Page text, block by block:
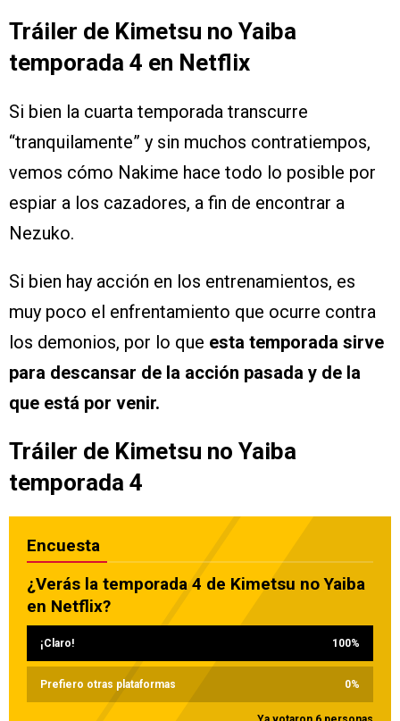
Tráiler de Kimetsu no Yaiba
temporada 4 en Netflix
Si bien la cuarta temporada transcurre
“tranquilamente” y sin muchos contratiempos,
vemos cómo Nakime hace todo lo posible por
espiar a los cazadores, a fin de encontrar a
Nezuko.
Si bien hay acción en los entrenamientos, es
muy poco el enfrentamiento que ocurre contra
los demonios, por lo que esta temporada sirve
para descansar de la acción pasada y de la
que está por venir.
Tráiler de Kimetsu no Yaiba
temporada 4
Encuesta
¿Verás la temporada 4 de Kimetsu no Yaiba
en Netflix?
¡Claro! 100%
Prefiero otras plataformas 0%